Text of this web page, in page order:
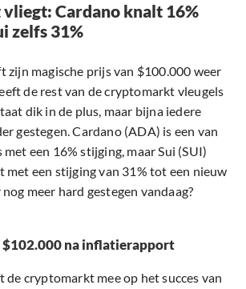
Cardano knalt 16%
zelfs 31%
zijn magische prijs van $100.000 weer
de rest van de cryptomarkt vleugels
dik in de plus, maar bijna iedere
gestegen. Cardano (ADA) is een van
een 16% stijging, maar Sui (SUI)
met een stijging van 31% tot een nieuw
meer hard gestegen vandaag?
na inflatierapport
de cryptomarkt mee op het succes van